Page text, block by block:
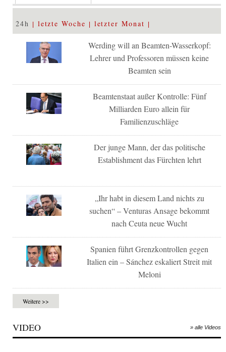
24h letzte Woche letzter Monat
Werding will an Beamten-Wasserkopf:
Lehrer und Professoren müssen keine
Beamten sein
Beamtenstaat außer Kontrolle: Fünf
Milliarden Euro allein für
Familienzuschläge
Der junge Mann, der das politische
Establishment das Fürchten lehrt
„Ihr habt in diesem Land nichts zu
suchen“ – Venturas Ansage bekommt
nach Ceuta neue Wucht
Spanien führt Grenzkontrollen gegen
Italien ein – Sánchez eskaliert Streit mit
Meloni
Weitere >>
VIDEO » alle Videos